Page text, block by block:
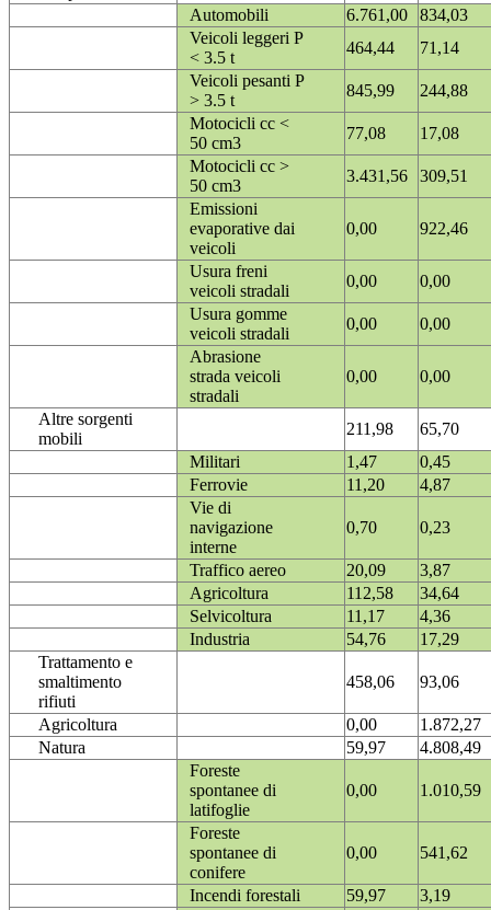
Automobili
6.761,00
834,03
Veicoli leggeri P
< 3.5 t
464,44
71,14
Veicoli pesanti P
> 3.5 t
845,99
244,88
Motocicli cc <
50 cm3
77,08
17,08
Motocicli cc >
50 cm3
3.431,56
309,51
Emissioni
evaporative dai
veicoli
0,00 922,46
Usura freni
veicoli stradali
0,00
0,00
Usura gomme
veicoli stradali
0,00
0,00
Abrasione
strada veicoli
stradali
0,00 0,00
Altre sorgenti
mobili
211,98
65,70
Militari
1,47
0,45
Ferrovie
11,20
4,87
Vie di
navigazione
interne
0,70 0,23
Traffico aereo 20,09
3,87
Agricoltura
112,58
34,64
Selvicoltura
11,17
4,36
Industria
54,76
17,29
Trattamento e
smaltimento
rifiuti
458,06 93,06
Agricoltura 0,00
1.872,27
Natura
59,97
4.808,49
Foreste
spontanee di
latifoglie
0,00 1.010,59
Foreste
spontanee di
conifere
0,00 541,62
Incendi forestali 59,97
3,19